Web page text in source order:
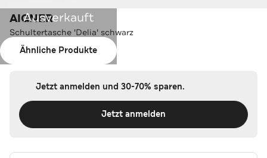
Ausverkauft
Ähnliche Produkte
AIGNER
Schultertasche 'Delia' schwarz
Farbe:schwarz
Jetzt anmelden und 30-70% sparen.
Jetzt anmelden